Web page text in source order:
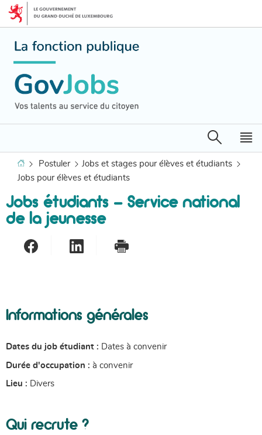
Aller
navigation
Aller
AccueilPostuler
Jobs et stages pour élèves et étudiants
Jobs pour élèves et étudiants
Jobs étudiants - Service national
de la jeunesse
Partager sur Facebook- nouvelle fenêtre
Partager sur LinkedIn
Informations générales
Dates du job étudiant : Dates à convenir
Durée d'occupation : à convenir
Lieu : Divers
Qui recrute ?